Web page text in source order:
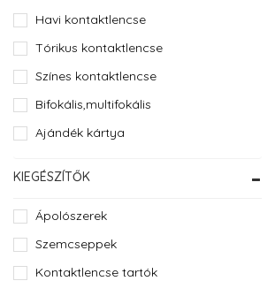
Havi kontaktlencse
Tórikus kontaktlencse
Színes kontaktlencse
Bifokális,multifokális
Ajándék kártya
KIEGÉSZÍTŐK
Ápolószerek
Szemcseppek
Kontaktlencse tartók